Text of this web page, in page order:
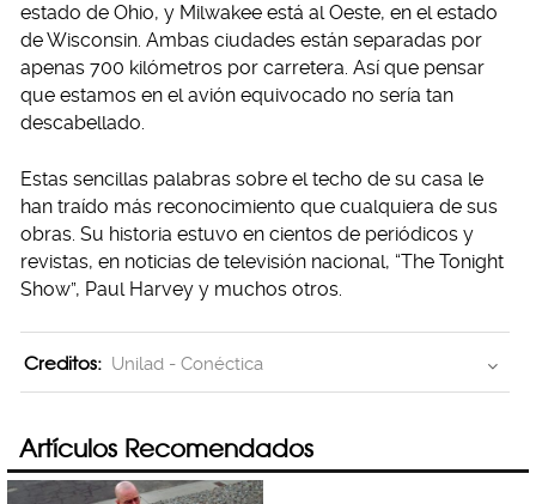
estado de Ohio, y Milwakee está al Oeste, en el estado
de Wisconsin. Ambas ciudades están separadas por
apenas 700 kilómetros por carretera. Así que pensar
que estamos en el avión equivocado no sería tan
descabellado.
Estas sencillas palabras sobre el techo de su casa le
han traído más reconocimiento que cualquiera de sus
obras. Su historia estuvo en cientos de periódicos y
revistas, en noticias de televisión nacional, “The Tonight
Show”, Paul Harvey y muchos otros.
Creditos: Unilad - Conéctica
Artículos Recomendados